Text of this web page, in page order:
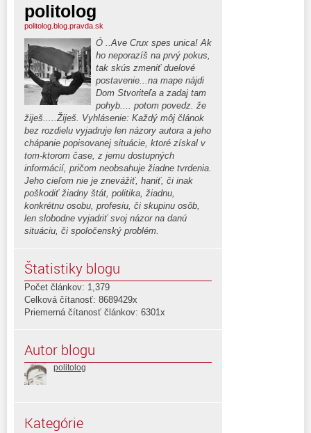
politolog
politolog.blog.pravda.sk
Ó ..Ave Crux spes unica! Ak
ho neporazíš na prvý pokus,
tak skús zmeniť duelové
postavenie...na mape nájdi
Dom Stvoriteľa a zadaj tam
pohyb.... potom povedz. že
žiješ.....Žiješ. Vyhlásenie: Každý môj článok
bez rozdielu vyjadruje len názory autora a jeho
chápanie popisovanej situácie, ktoré získal v
tom-ktorom čase, z jemu dostupných
informácií, pričom neobsahuje žiadne tvrdenia.
Jeho cieľom nie je znevážiť, haniť, či inak
poškodiť žiadny štát, politika, žiadnu,
konkrétnu osobu, profesiu, či skupinu osôb,
len slobodne vyjadriť svoj názor na danú
situáciu, či spoločenský problém.
Štatistiky blogu
Počet článkov: 1,379
Celková čítanosť: 8689429x
Priemerná čítanosť článkov: 6301x
Autor blogu
politolog
Kategórie